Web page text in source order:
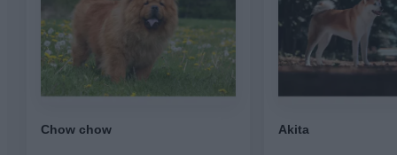
Chow chow Akita